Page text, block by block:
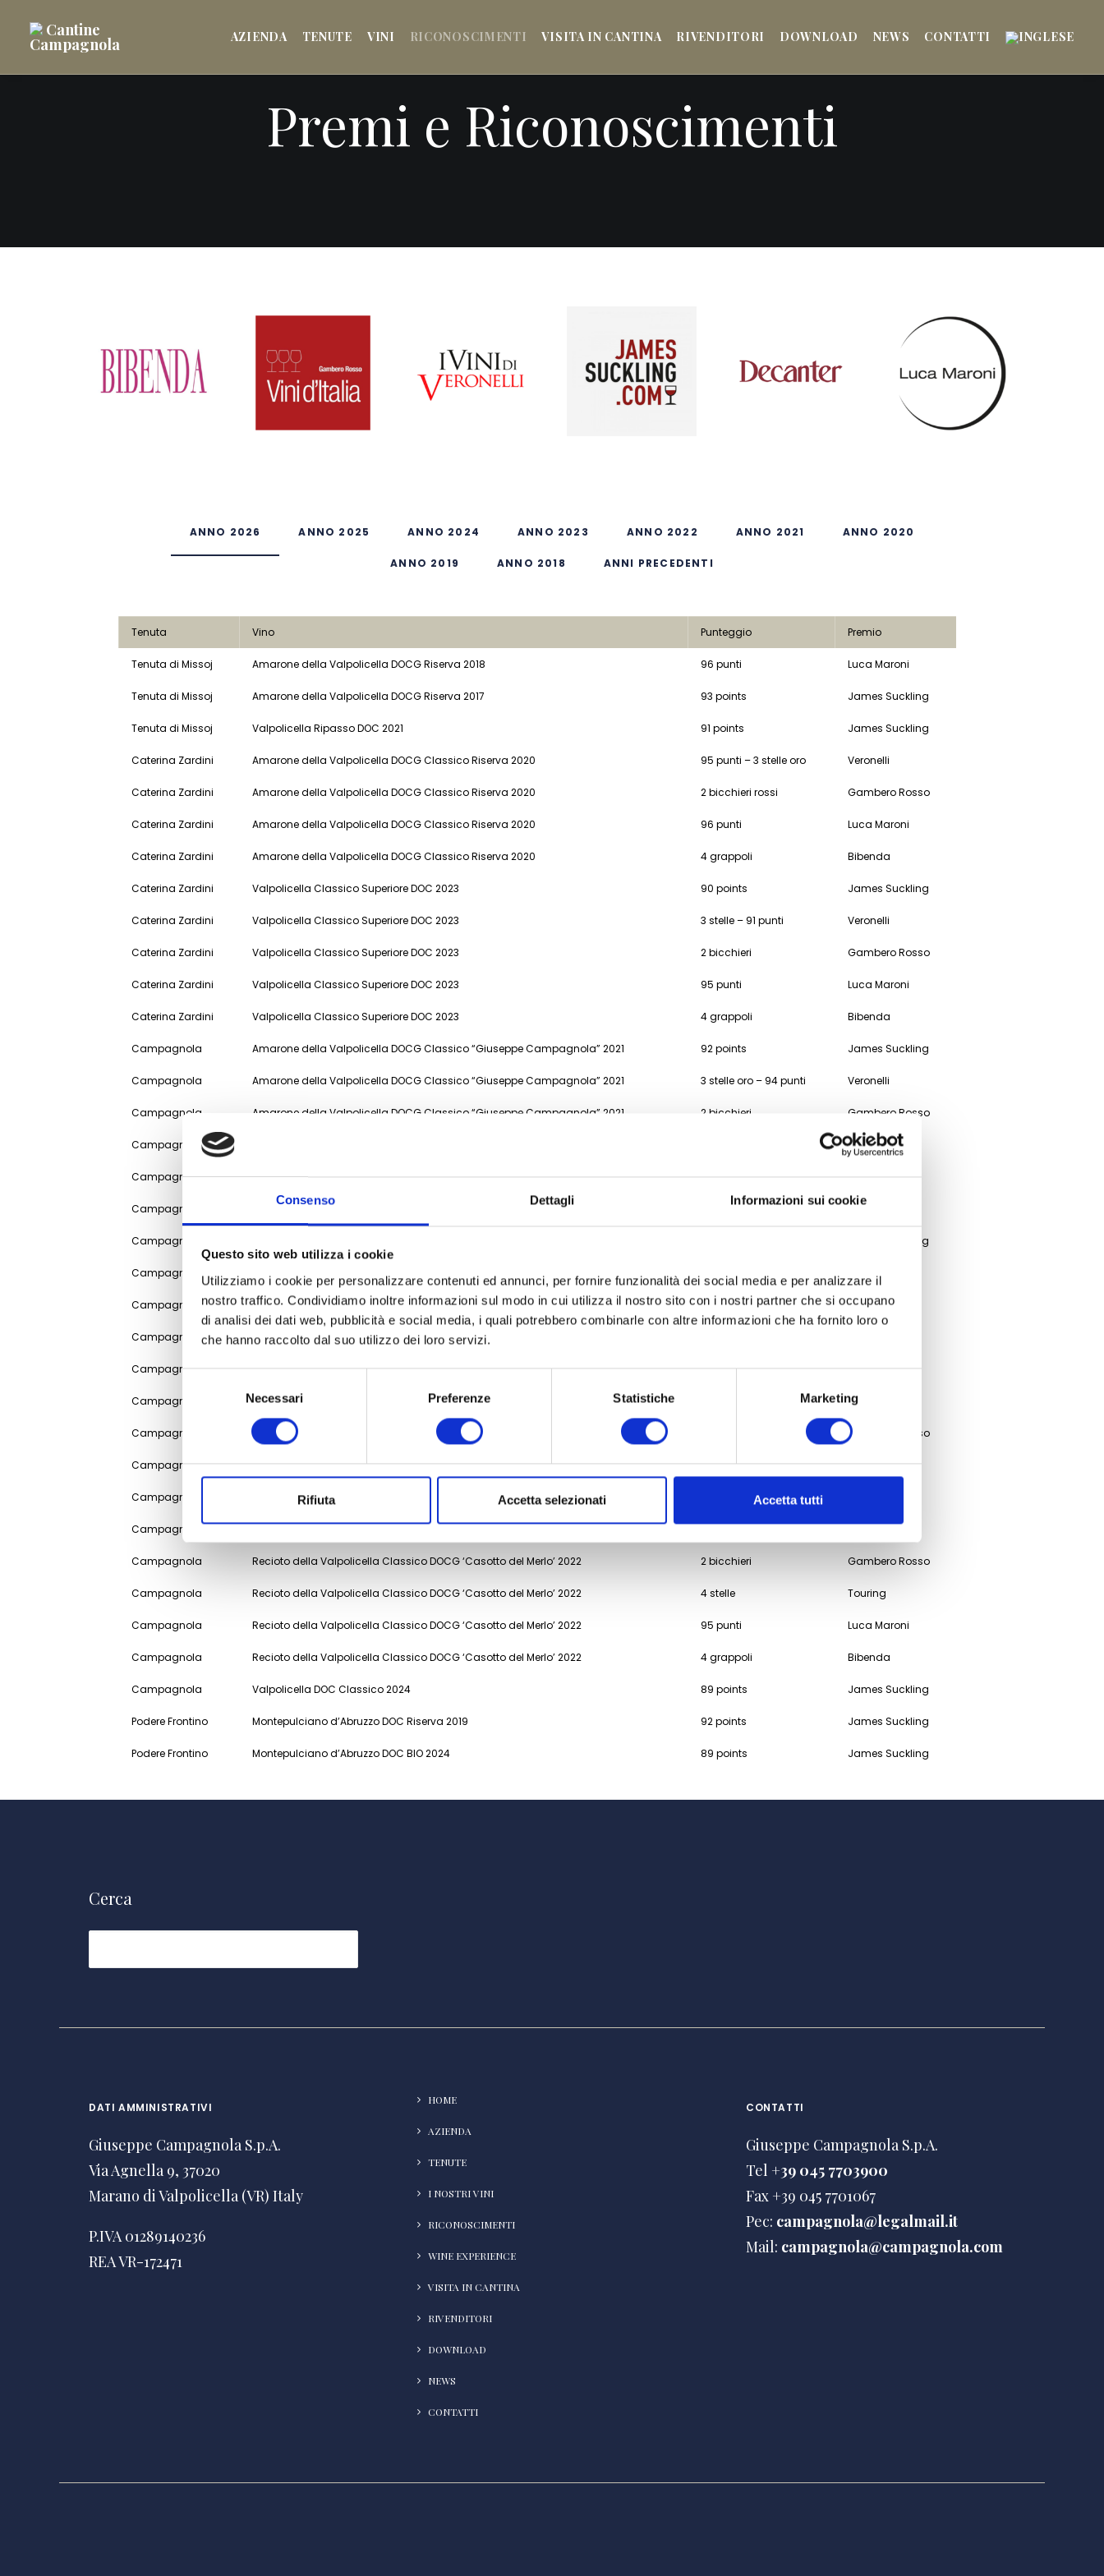
Consenso Dettagli Informazioni sui cookie
Questo sito web utilizza i cookie
Utilizziamo i cookie per personalizzare contenuti ed annunci, per fornire funzionalità dei social media e per analizzare il
nostro traffico. Condividiamo inoltre informazioni sul modo in cui utilizza il nostro sito con i nostri partner che si occupano
di analisi dei dati web, pubblicità e social media, i quali potrebbero combinarle con altre informazioni che ha fornito loro o
che hanno raccolto dal suo utilizzo dei loro servizi.
del
Necessari Preferenze Statistiche Marketing
Rifiuta Accetta selezionati Accetta tutti
AZIENDA TENUTE VINI RICONOSCIMENTI VISITA IN CANTINA RIVENDITORI DOWNLOAD NEWS CONTATTI
Premi e Riconoscimenti
ANNO 2026 ANNO 2025 ANNO 2024 ANNO 2023 ANNO 2022 ANNO 2021 ANNO 2020
ANNO 2019 ANNO 2018 ANNI PRECEDENTI
Tenuta Vino Punteggio Premio
Tenuta di Missoj Amarone della Valpolicella DOCG Riserva 2018 96 punti Luca Maroni
Tenuta di Missoj Amarone della Valpolicella DOCG Riserva 2017 93 points James Suckling
Tenuta di Missoj Valpolicella Ripasso DOC 2021 91 points James Suckling
Caterina Zardini Amarone della Valpolicella DOCG Classico Riserva 2020 95 punti – 3 stelle oro Veronelli
Caterina Zardini Amarone della Valpolicella DOCG Classico Riserva 2020 2 bicchieri rossi Gambero Rosso
Caterina Zardini Amarone della Valpolicella DOCG Classico Riserva 2020 96 punti Luca Maroni
Caterina Zardini Amarone della Valpolicella DOCG Classico Riserva 2020 4 grappoli Bibenda
Caterina Zardini Valpolicella Classico Superiore DOC 2023 90 points James Suckling
Caterina Zardini Valpolicella Classico Superiore DOC 2023 3 stelle – 91 punti Veronelli
Caterina Zardini Valpolicella Classico Superiore DOC 2023 2 bicchieri Gambero Rosso
Caterina Zardini Valpolicella Classico Superiore DOC 2023 95 punti Luca Maroni
Caterina Zardini Valpolicella Classico Superiore DOC 2023 4 grappoli Bibenda
Campagnola Amarone della Valpolicella DOCG Classico “Giuseppe Campagnola” 2021 92 points James Suckling
Campagnola Amarone della Valpolicella DOCG Classico “Giuseppe Campagnola” 2021 3 stelle oro – 94 punti Veronelli
Campagnola Amarone della Valpolicella DOCG Classico “Giuseppe Campagnola” 2021 2 bicchieri Gambero Rosso
Campagnola Touring
Campagnola Amarone della Valpolicella DOCG Classico “Giuseppe Campagnola” 2021 94 punti Luca Maroni
Campagnola Amarone della Valpolicella DOCG Classico “Giuseppe Campagnola” 2021 4 grappoli Bibenda
Campagnola James Suckling
Campagnola Valpolicella Ripasso DOC Classico 2023 2 stelle Veronelli
Campagnola Valpolicella Ripasso DOC Classico 2023 4 stelle Touring
Campagnola Valpolicella Ripasso DOC Classico 2023
Campagnola Valpolicella Ripasso DOC Classico 2023 4 grappoli Bibenda
Campagnola Valpolicella DOC Classico ‘Le Bine’ 2024 Veronelli
Campagnola Valpolicella DOC Classico ‘Le Bine’ 2024 Gambero Rosso
Campagnola Valpolicella DOC Classico ‘Le Bine’ 2024 3 stelle Touring
Campagnola Valpolicella DOC Classico ‘Le Bine’ 2024
Campagnola Soave DOC Classico ‘Le Bine’ 2024 2 stelle Veronelli
Campagnola Recioto della Valpolicella Classico DOCG ‘Casotto del Merlo’ 2022 2 bicchieri Gambero Rosso
Campagnola Recioto della Valpolicella Classico DOCG ‘Casotto del Merlo’ 2022 4 stelle Touring
Campagnola Recioto della Valpolicella Classico DOCG ‘Casotto del Merlo’ 2022 95 punti Luca Maroni
Campagnola Recioto della Valpolicella Classico DOCG ‘Casotto del Merlo’ 2022 4 grappoli Bibenda
Campagnola Valpolicella DOC Classico 2024 89 points James Suckling
Podere Frontino Montepulciano d’Abruzzo DOC Riserva 2019 92 points James Suckling
Podere Frontino Montepulciano d’Abruzzo DOC BIO 2024 89 points James Suckling
Cerca
DATI AMMINISTRATIVI
Giuseppe Campagnola S.p.A.
Via Agnella 9, 37020
Marano di Valpolicella (VR) Italy
P.IVA 01289140236
REA VR-172471
HOME
AZIENDA
TENUTE
I NOSTRI VINI
RICONOSCIMENTI
WINE EXPERIENCE
VISITA IN CANTINA
RIVENDITORI
DOWNLOAD
NEWS
CONTATTI
CONTATTI
Giuseppe Campagnola S.p.A.
Tel +39 045 7703900
Fax +39 045 7701067
Pec: campagnola@legalmail.it
Mail: campagnola@campagnola.com